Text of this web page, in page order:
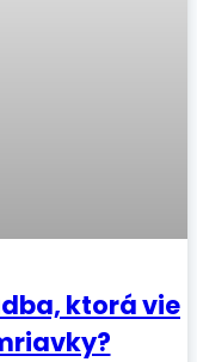
ktorá vie